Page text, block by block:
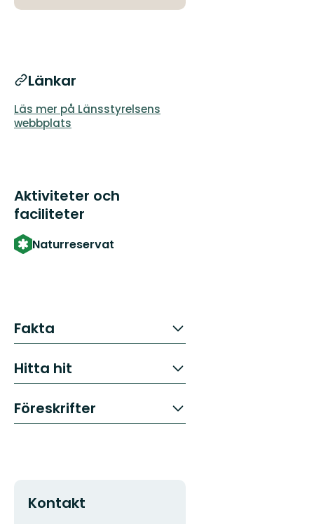
Länkar
Läs mer på Länsstyrelsens
webbplats
Aktiviteter och
faciliteter
Naturreservat
Fakta
Hitta hit
Föreskrifter
Kontakt